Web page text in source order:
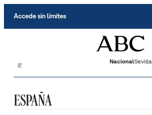
Accede sin límites
NacionalSevilla
ESPAÑA